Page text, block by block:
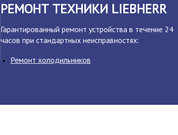
РЕМОНТ ТЕХНИКИ LIEBHERR
Гарантированный ремонт устройства в течение 24
часов при стандартных неисправностях:
Ремонт холодильников